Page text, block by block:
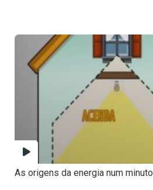
As origens da energia num minuto